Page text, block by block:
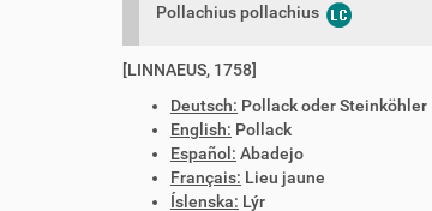
Pollachius pollachius
[LINNAEUS, 1758]
Deutsch: Pollack oder Steinköhler
English: Pollack
Español: Abadejo
Français: Lieu jaune
Íslenska: Lýr